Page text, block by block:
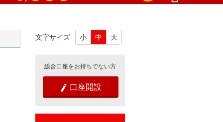
文字サイズ 小 中 大
総合口座をお持ちでない方
 口座開設